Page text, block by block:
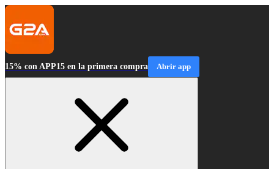
15% con APP15 en la primera compra Abrir app